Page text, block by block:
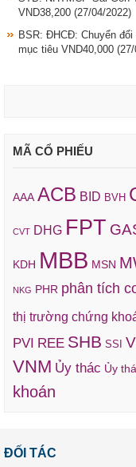
VND38,200 (27/04/2022)
BSR: ĐHCĐ: Chuyển đổi
mục tiêu VND40,000
MÃ CỔ PHIẾU
AAA ACB BID BVH
CVT DHG FPT
KDH MBB MSN
NKG PHR phân tích
thị trường chứng
PVI REE SHB SSI
VNM Ủy thác Ủy
khoán
ĐỐI TÁC